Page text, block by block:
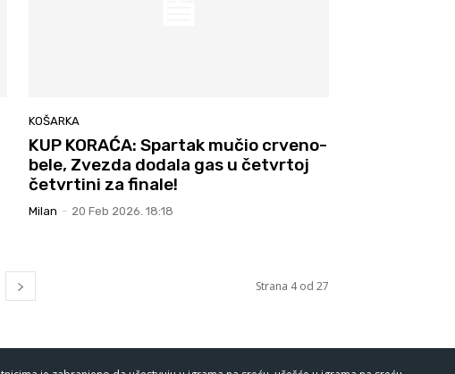
KOŠARKA
KUP KORAĆA: Spartak mučio crveno-
bele, Zvezda dodala gas u četvrtoj
četvrtini za finale!
Milan - 20 Feb 2026. 18:18
Strana 4 od 27